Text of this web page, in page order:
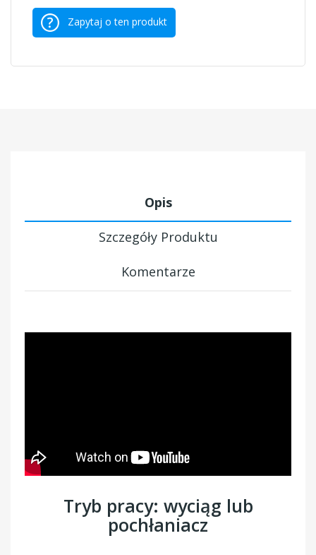
Zapytaj o ten produkt
Opis
Szczegóły Produktu
Komentarze
Tryb pracy: wyciąg lub
pochłaniacz